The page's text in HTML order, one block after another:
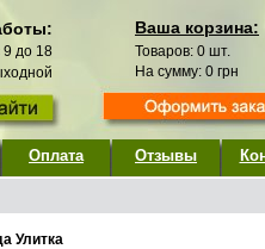
9 до 18
Ваша корзина:
Товаров: 0 шт.
На сумму: 0 грн
Оплата Отзывы
Улитка